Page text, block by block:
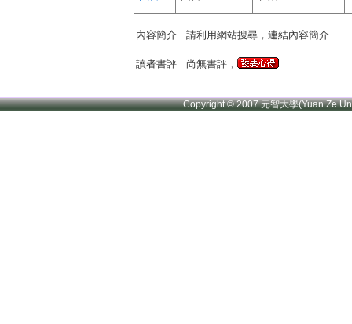
內容簡介 請利用網站搜尋，連結內容簡介
讀者書評 尚無書評，
Copyright © 2007 元智大學(Yuan Ze